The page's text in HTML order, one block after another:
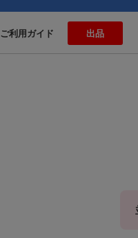
ご利用ガイド 出品